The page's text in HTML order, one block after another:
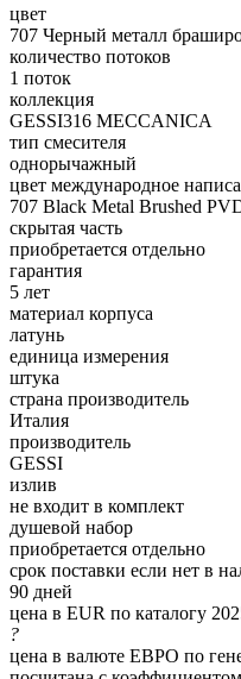
цвет
707 Черный металл
количество потоков
1 поток
коллекция
GESSI316 MECCANICA
тип смесителя
однорычажный
цвет международное
707 Black Metal Brushed
скрытая часть
приобретается отдельно
гарантия
5 лет
материал корпуса
латунь
единица измерения
штука
страна производитель
Италия
производитель
GESSI
излив
не входит в комплект
душевой набор
приобретается отдельно
срок поставки если нет в
90 дней
цена в EUR по каталогу
?
цена в валюте ЕВРО по